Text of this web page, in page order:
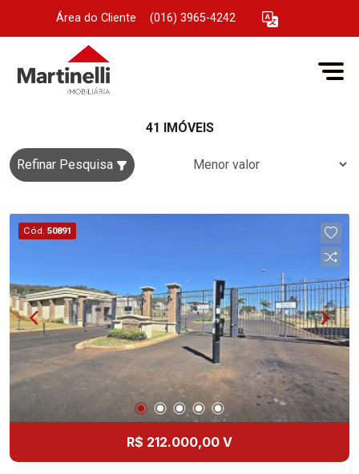
Área do Cliente (016) 3965-4242
41 IMÓVEIS
Refinar Pesquisa
Cód. 50891
R$ 212.000,00 V